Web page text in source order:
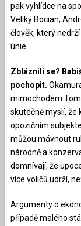
pak vyhlídce na
Veliký Bocian,
člověk, který
únie….
Zbláznili se?
pochopit.
mimochodem
skutečně myslí, že
opozičním
můžou mávnout
národně a
domnívají, že
více voličů udrží,
Argumenty o
případě malého